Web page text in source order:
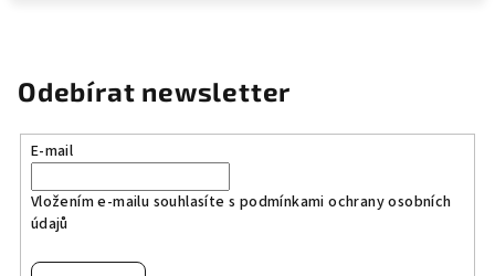
Odebírat newsletter
E-mail
Vložením e-mailu souhlasíte s podmínkami ochrany osobních
údajů